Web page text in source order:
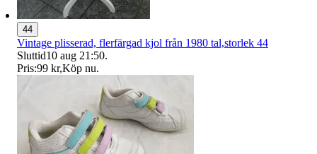
44
Vintage plisserad, flerfärgad kjol från 1980 tal,storlek 44
Sluttid10 aug 21:50.
Pris:99 kr,Köp nu.